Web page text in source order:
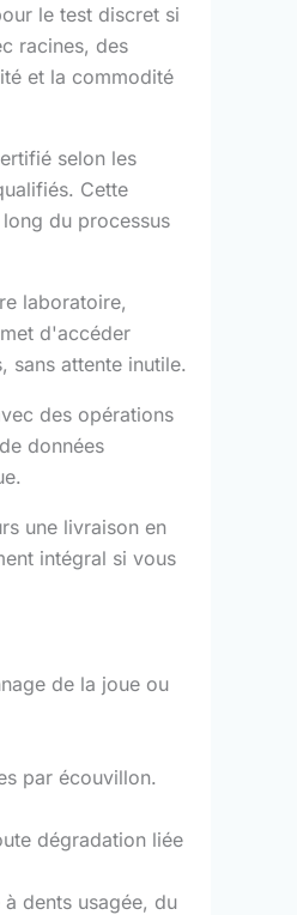
le test discret si
racines, des
et la commodité
selon les
Cette
du processus
laboratoire,
d'accéder
sans attente inutile.
des opérations
données
une livraison en
intégral si vous
de la joue ou
par écouvillon.
dégradation liée
dents usagée, du